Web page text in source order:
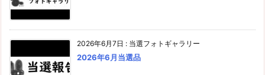
2026年6月7日 : 当選フォトギャラリー
2026年6月当選品